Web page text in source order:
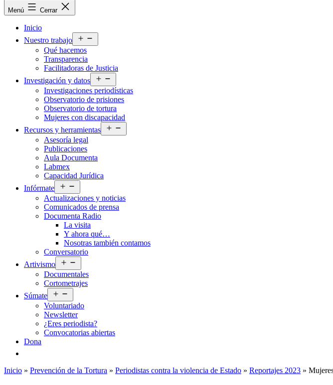
Menú Cerrar
Inicio
Nuestro trabajo
el
Qué hacemos
Transparencia
Facilitadoras de Justicia
Investigación y datos
el
menú
Investigaciones periodísticas
Observatorio de prisiones
Observatorio de tortura
Mujeres con discapacidad
Recursos y herramientas
el
Asesoría legal
Publicaciones
Aula Documenta
Labmex
Capacidad Jurídica
Infórmate
el
menú
Actualizaciones y noticias
Comunicados de prensa
Documenta Radio
La visita
Y ahora qué…
Nosotras también contamos
Conversatorio
Artivismo
el
menú
Documentales
Cortometrajes
Súmate
el
menú
Voluntariado
Newsletter
¿Eres periodista?
Convocatorias abiertas
Dona
Inicio » Prevención de la Tortura » Periodistas contra la violencia de Estado » Reportajes 2023 »